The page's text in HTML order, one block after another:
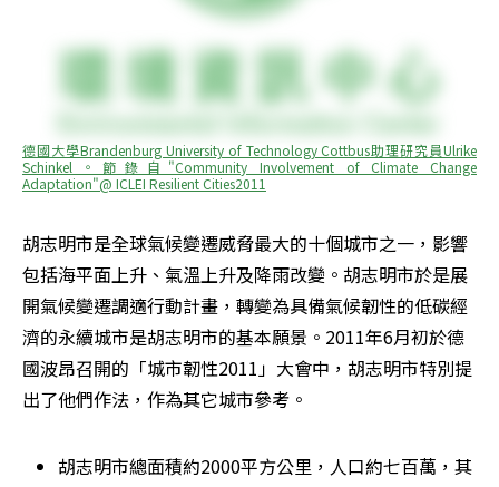
德國大學Brandenburg University of Technology Cottbus助理研究員Ulrike
Schinkel。節錄自"Community Involvement of Climate Change
Adaptation"@ ICLEI Resilient Cities2011
胡志明市是全球氣候變遷威脅最大的十個城市之一，影響
包括海平面上升、氣溫上升及降雨改變。胡志明市於是展
開氣候變遷調適行動計畫，轉變為具備氣候韌性的低碳經
濟的永續城市是胡志明市的基本願景。2011年6月初於德
國波昂召開的「城市韌性2011」大會中，胡志明市特別提
出了他們作法，作為其它城市參考。
胡志明市總面積約2000平方公里，人口約七百萬，其